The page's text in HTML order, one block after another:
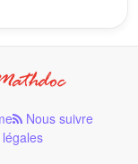
Nous suivre